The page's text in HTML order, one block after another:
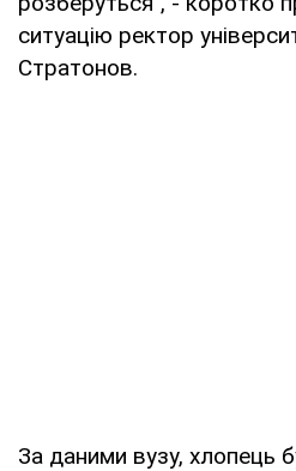
ситуацію ректор
Стратонов.
За даними вузу, хлопець